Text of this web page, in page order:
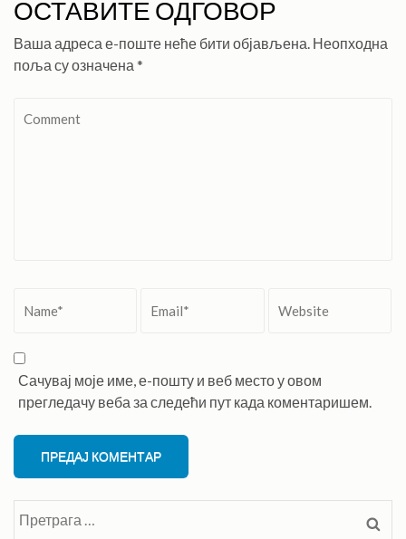
ОСТАВИТЕ ОДГОВОР
Ваша адреса е-поште неће бити објављена. Неопходна
поља су означена *
Сачувај моје име, е-пошту и веб место у овом
прегледачу веба за следећи пут када коментаришем.